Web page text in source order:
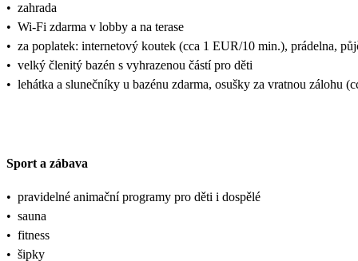
• zahrada
• Wi-Fi zdarma v lobby a na terase
• za poplatek: internetový koutek (cca 1 EUR/10 min.), prádelna,
• velký členitý bazén s vyhrazenou částí pro děti
• lehátka a slunečníky u bazénu zdarma, osušky za vratnou zálohu
Sport a zábava
• pravidelné animační programy pro děti i dospělé
• sauna
• fitness
• šipky